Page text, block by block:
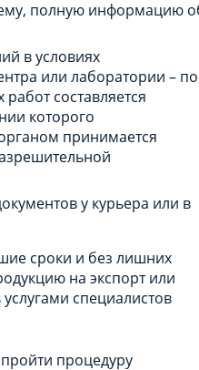
полную информацию
в условиях
или лаборатории – по
составляется
которого
принимается
у курьера или в
сроки и без лишних
на экспорт или
специалистов
процедуру